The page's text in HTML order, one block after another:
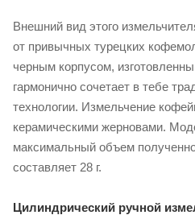
Внешний вид этого
от привычных турецких
черным корпусом,
гармонично сочетает в тебе
технологии. Измельчение
керамическими жерновами.
максимальный объем
составляет 28 г.
Цилиндрический ручной